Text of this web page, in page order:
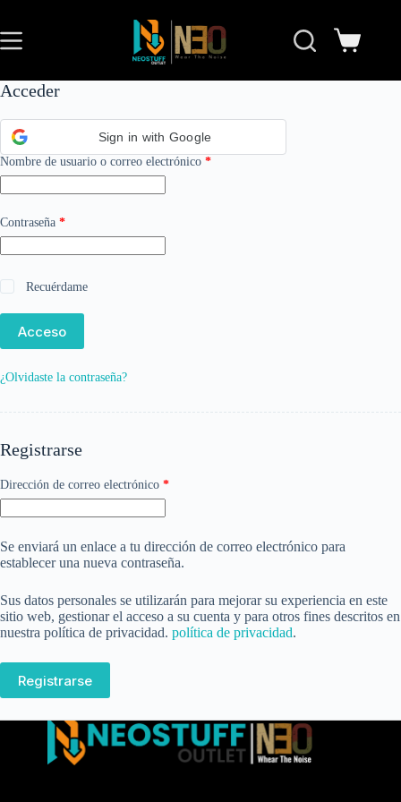
Acceder
Sign in with Google
Nombre de usuario o correo electrónico *
Contraseña *
Recuérdame
Acceso
¿Olvidaste la contraseña?
Registrarse
Dirección de correo electrónico *
Se enviará un enlace a tu dirección de correo electrónico para
establecer una nueva contraseña.
Sus datos personales se utilizarán para mejorar su experiencia en este
sitio web, gestionar el acceso a su cuenta y para otros fines descritos en
nuestra política de privacidad. política de privacidad.
Registrarse